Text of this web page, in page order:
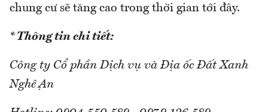
chung cư sẽ tăng cao trong thời gian tới đây.
* Thông tin chi tiết:
Công ty Cổ phần Dịch vụ và Địa ốc Đất Xanh
Nghệ An